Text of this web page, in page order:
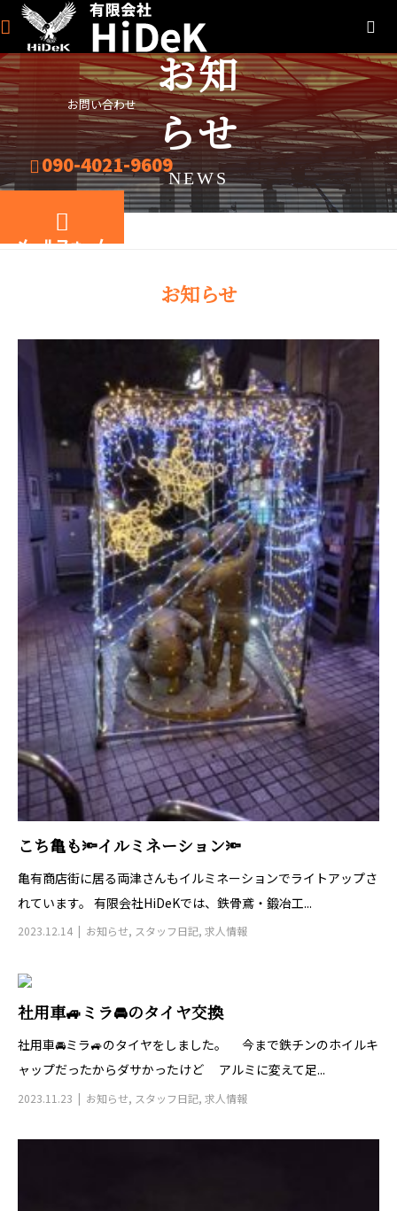
お問い合わせ
090-4021-9609
メールフォーム
お知
らせ
NEWS
BLOG
お知らせ
こち亀も🔦イルミネーション🔦
亀有商店街に居る両津さんもイルミネーションでライトアップさ
れています。 有限会社HiDeKでは、鉄骨鳶・鍛冶工...
2023.12.14 お知らせ, スタッフ日記, 求人情報
社用車🚙ミラ🚘のタイヤ交換
社用車🚘ミラ🚙のタイヤをしました。 今まで鉄チンのホイルキ
ャップだったからダサかったけど アルミに変えて足...
2023.11.23 お知らせ, スタッフ日記, 求人情報